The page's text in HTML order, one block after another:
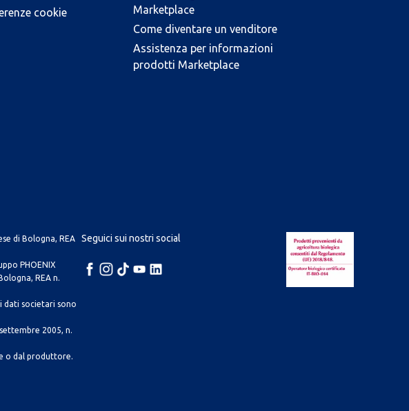
cookie
Marketplace
Come diventare un venditore
Assistenza per informazioni
prodotti Marketplace
di Bologna, REA
PHOENIX
REA n.
dati societari sono
2005, n.
o dal produttore.
Seguici sui nostri social